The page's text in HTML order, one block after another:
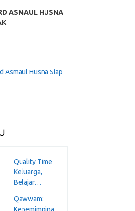
ASMAUL HUSNA
Quality Time
Keluarga,
Belajar…
Qawwam:
Kepemimpina